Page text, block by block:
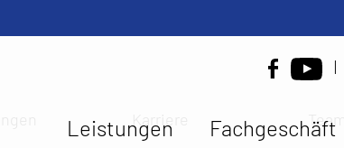
|
Leistungen Fachgeschäft
Team